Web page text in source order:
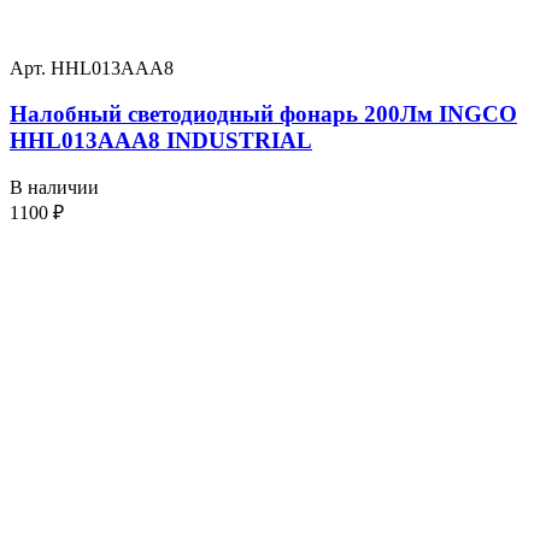
Арт. HHL013AAA8
Налобный светодиодный фонарь 200Лм INGCO
HHL013AAA8 INDUSTRIAL
В наличии
1100 ₽